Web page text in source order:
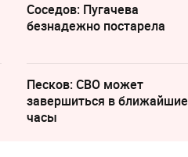
Соседов: Пугачева
безнадежно постарела
Песков: СВО может
завершиться в ближайшие
часы